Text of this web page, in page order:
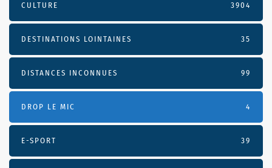
CULTURE 3904
DESTINATIONS LOINTAINES 35
DISTANCES INCONNUES 99
DROP LE MIC 4
E-SPORT 39